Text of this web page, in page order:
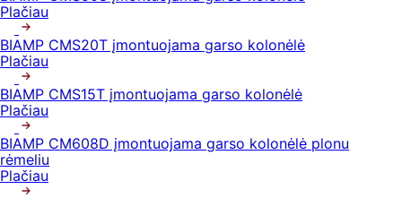
Plačiau
BIAMP CMS20T įmontuojama garso kolonėlė
Plačiau
BIAMP CMS15T įmontuojama garso kolonėlė
Plačiau
BIAMP CM608D įmontuojama garso kolonėlė plonu
rėmeliu
Plačiau